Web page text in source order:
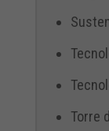
Torre